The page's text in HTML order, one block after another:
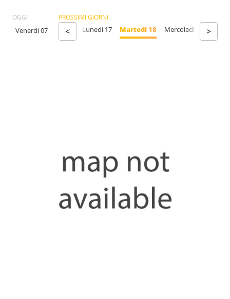
OGGI
Venerdì 07
PROSSIMI GIORNI
<
15 Domenica 16 Lunedì 17 Martedì 18 Mercoledì 19 >